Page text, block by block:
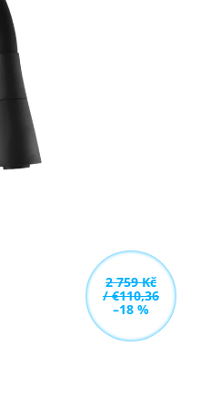
2 759 Kč
/ €110,36
–18 %